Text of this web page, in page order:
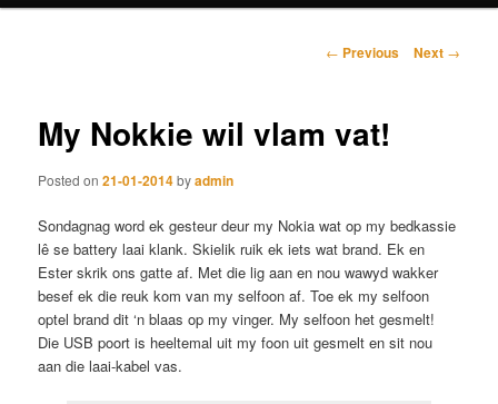
Post
← Previous Next →
My Nokkie wil vlam vat!
Posted on21-01-2014byadmin
Sondagnag word ek gesteur deur my Nokia wat op my bedkassie
lê se battery laai klank. Skielik ruik ek iets wat brand. Ek en
Ester skrik ons gatte af. Met die lig aan en nou wawyd wakker
besef ek die reuk kom van my selfoon af. Toe ek my selfoon
optel brand dit ‘n blaas op my vinger. My selfoon het gesmelt!
Die USB poort is heeltemal uit my foon uit gesmelt en sit nou
aan die laai-kabel vas.